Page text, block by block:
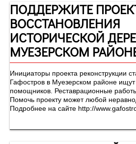
ПОДДЕРЖИТЕ
ВОССТАНОВЛЕНИЯ
ИСТОРИЧЕСКОЙ
МУЕЗЕРСКОМ
Инициаторы проекта реконструкции
Гафостров в Муезерском районе ищут
помощников. Реставрационные
Помочь проекту может любой
Подробнее на сайте http://